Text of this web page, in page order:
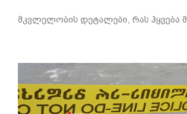
მკვლელობის დეტალები, რას ჰყვება